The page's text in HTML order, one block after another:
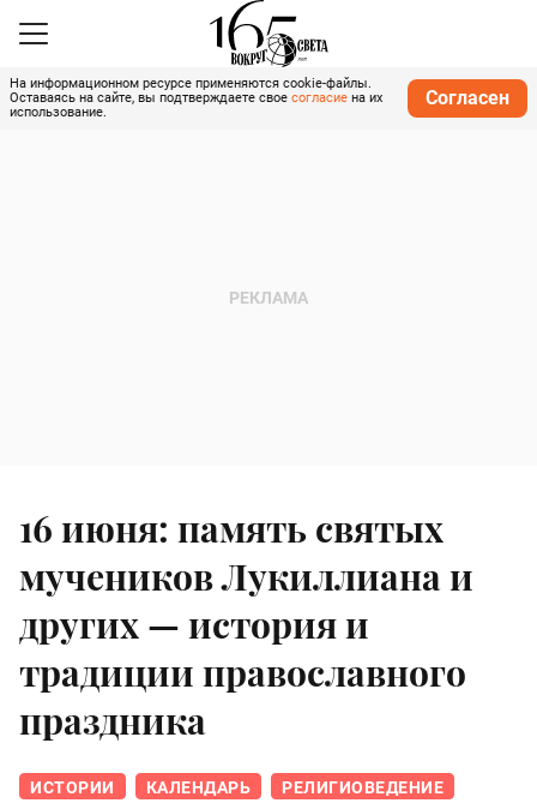
На информационном ресурсе применяются cookie-файлы.
Оставаясь на сайте, вы подтверждаете свое согласие на их
использование.
Согласен
16 июня: память святых
мучеников Лукиллиана и
других — история и
традиции православного
праздника
ИСТОРИИ КАЛЕНДАРЬ РЕЛИГИОВЕДЕНИЕ